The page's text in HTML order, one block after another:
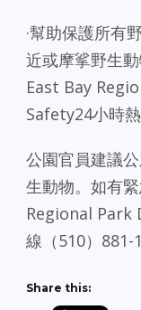
·幫助保護所有
近或摩挲野生
East Bay
Safety24小時
公園官員建議
生動物。如有
Regional Park
線（510）881-
Share this: